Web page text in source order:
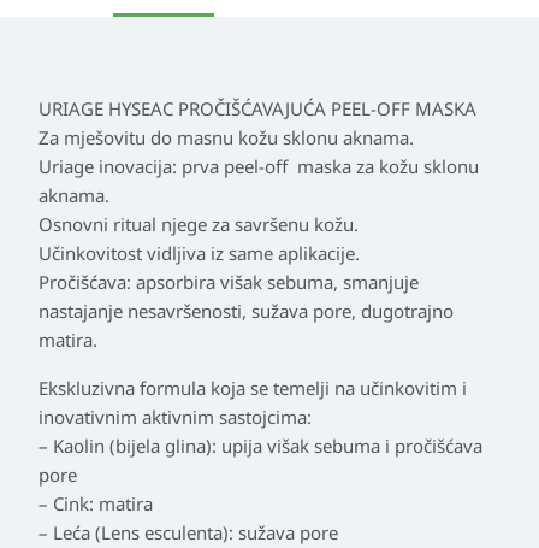
URIAGE HYSEAC PROČIŠĆAVAJUĆA PEEL-OFF MASKA
Za mješovitu do masnu kožu sklonu aknama.
Uriage inovacija: prva peel-off maska za kožu sklonu
aknama.
Osnovni ritual njege za savršenu kožu.
Učinkovitost vidljiva iz same aplikacije.
Pročišćava: apsorbira višak sebuma, smanjuje
nastajanje nesavršenosti, sužava pore, dugotrajno
matira.
Ekskluzivna formula koja se temelji na učinkovitim i
inovativnim aktivnim sastojcima:
– Kaolin (bijela glina): upija višak sebuma i pročišćava
pore
– Cink: matira
– Leća (Lens esculenta): sužava pore